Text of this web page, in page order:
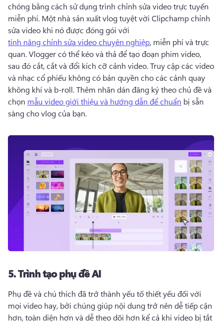
chóng bằng cách sử dụng trình chỉnh sửa video trực tuyến
miễn phí. Một nhà sản xuất vlog tuyệt vời Clipchamp chỉnh
sửa video khi nó được đóng gói với
tính năng chỉnh sửa video chuyên nghiệp, miễn phí và trực
quan. Vlogger có thể kéo và thả để tạo đoạn phim video,
sau đó cắt, cắt và đổi kích cỡ cảnh video. Truy cập các video
và nhạc cổ phiếu không có bản quyền cho các cảnh quay
không khí và b-roll. Thêm nhãn dán đăng ký theo chủ đề và
chọn mẫu video giới thiệu và hướng dẫn để chuẩn bị sẵn
sàng cho vlog của bạn.
5.Trình tạo phụ đề AI
Phụ đề và chú thích đã trở thành yếu tố thiết yếu đối với
mọi video hay, bởi chúng giúp nội dung trở nên dễ tiếp cận
hơn, toàn diện hơn và dễ theo dõi hơn kể cả khi video bị tắt